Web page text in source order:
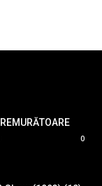
0